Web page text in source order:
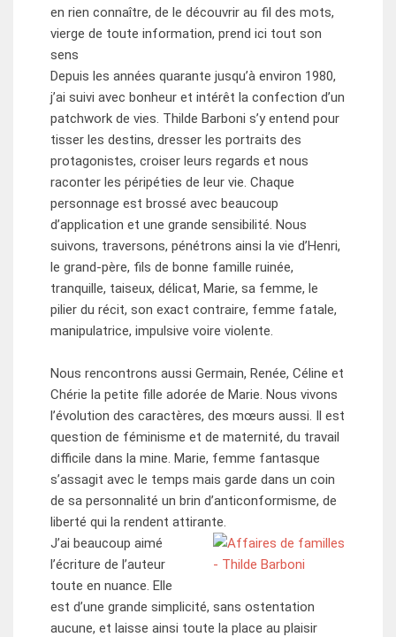
en rien connaître, de le découvrir au fil des mots,
vierge de toute information, prend ici tout son
sens
Depuis les années quarante jusqu’à environ 1980,
j’ai suivi avec bonheur et intérêt la confection d’un
patchwork de vies. Thilde Barboni s’y entend pour
tisser les destins, dresser les portraits des
protagonistes, croiser leurs regards et nous
raconter les péripéties de leur vie. Chaque
personnage est brossé avec beaucoup
d’application et une grande sensibilité. Nous
suivons, traversons, pénétrons ainsi la vie d’Henri,
le grand-père, fils de bonne famille ruinée,
tranquille, taiseux, délicat, Marie, sa femme, le
pilier du récit, son exact contraire, femme fatale,
manipulatrice, impulsive voire violente.
Nous rencontrons aussi Germain, Renée, Céline et
Chérie la petite fille adorée de Marie. Nous vivons
l’évolution des caractères, des mœurs aussi. Il est
question de féminisme et de maternité, du travail
difficile dans la mine. Marie, femme fantasque
s’assagit avec le temps mais garde dans un coin
de sa personnalité un brin d’anticonformisme, de
liberté qui la rendent attirante.
J’ai beaucoup aimé
l’écriture de l’auteur
toute en nuance. Elle
est d’une grande simplicité, sans ostentation
aucune, et laisse ainsi toute la place au plaisir